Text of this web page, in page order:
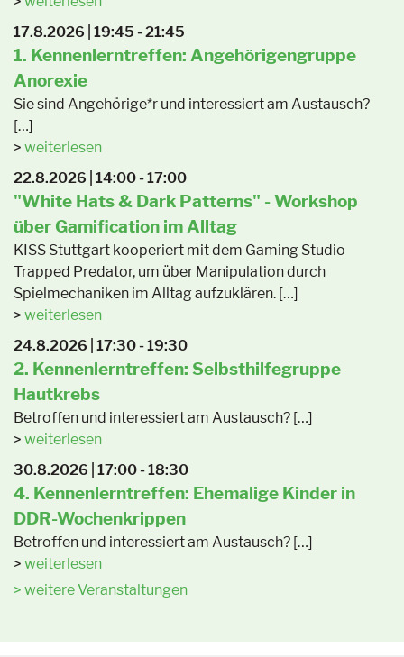
17.8.2026 | 19:45 - 21:45
1. Kennenlerntreffen: Angehörigengruppe
Anorexie
Sie sind Angehörige*r und interessiert am Austausch?
[…]
weiterlesen
22.8.2026 | 14:00 - 17:00
"White Hats & Dark Patterns" - Workshop
über Gamification im Alltag
KISS Stuttgart kooperiert mit dem Gaming Studio
Trapped Predator, um über Manipulation durch
Spielmechaniken im Alltag aufzuklären. […]
weiterlesen
24.8.2026 | 17:30 - 19:30
2. Kennenlerntreffen: Selbsthilfegruppe
Hautkrebs
Betroffen und interessiert am Austausch? […]
weiterlesen
30.8.2026 | 17:00 - 18:30
4. Kennenlerntreffen: Ehemalige Kinder in
DDR-Wochenkrippen
Betroffen und interessiert am Austausch? […]
weiterlesen
weitere Veranstaltungen